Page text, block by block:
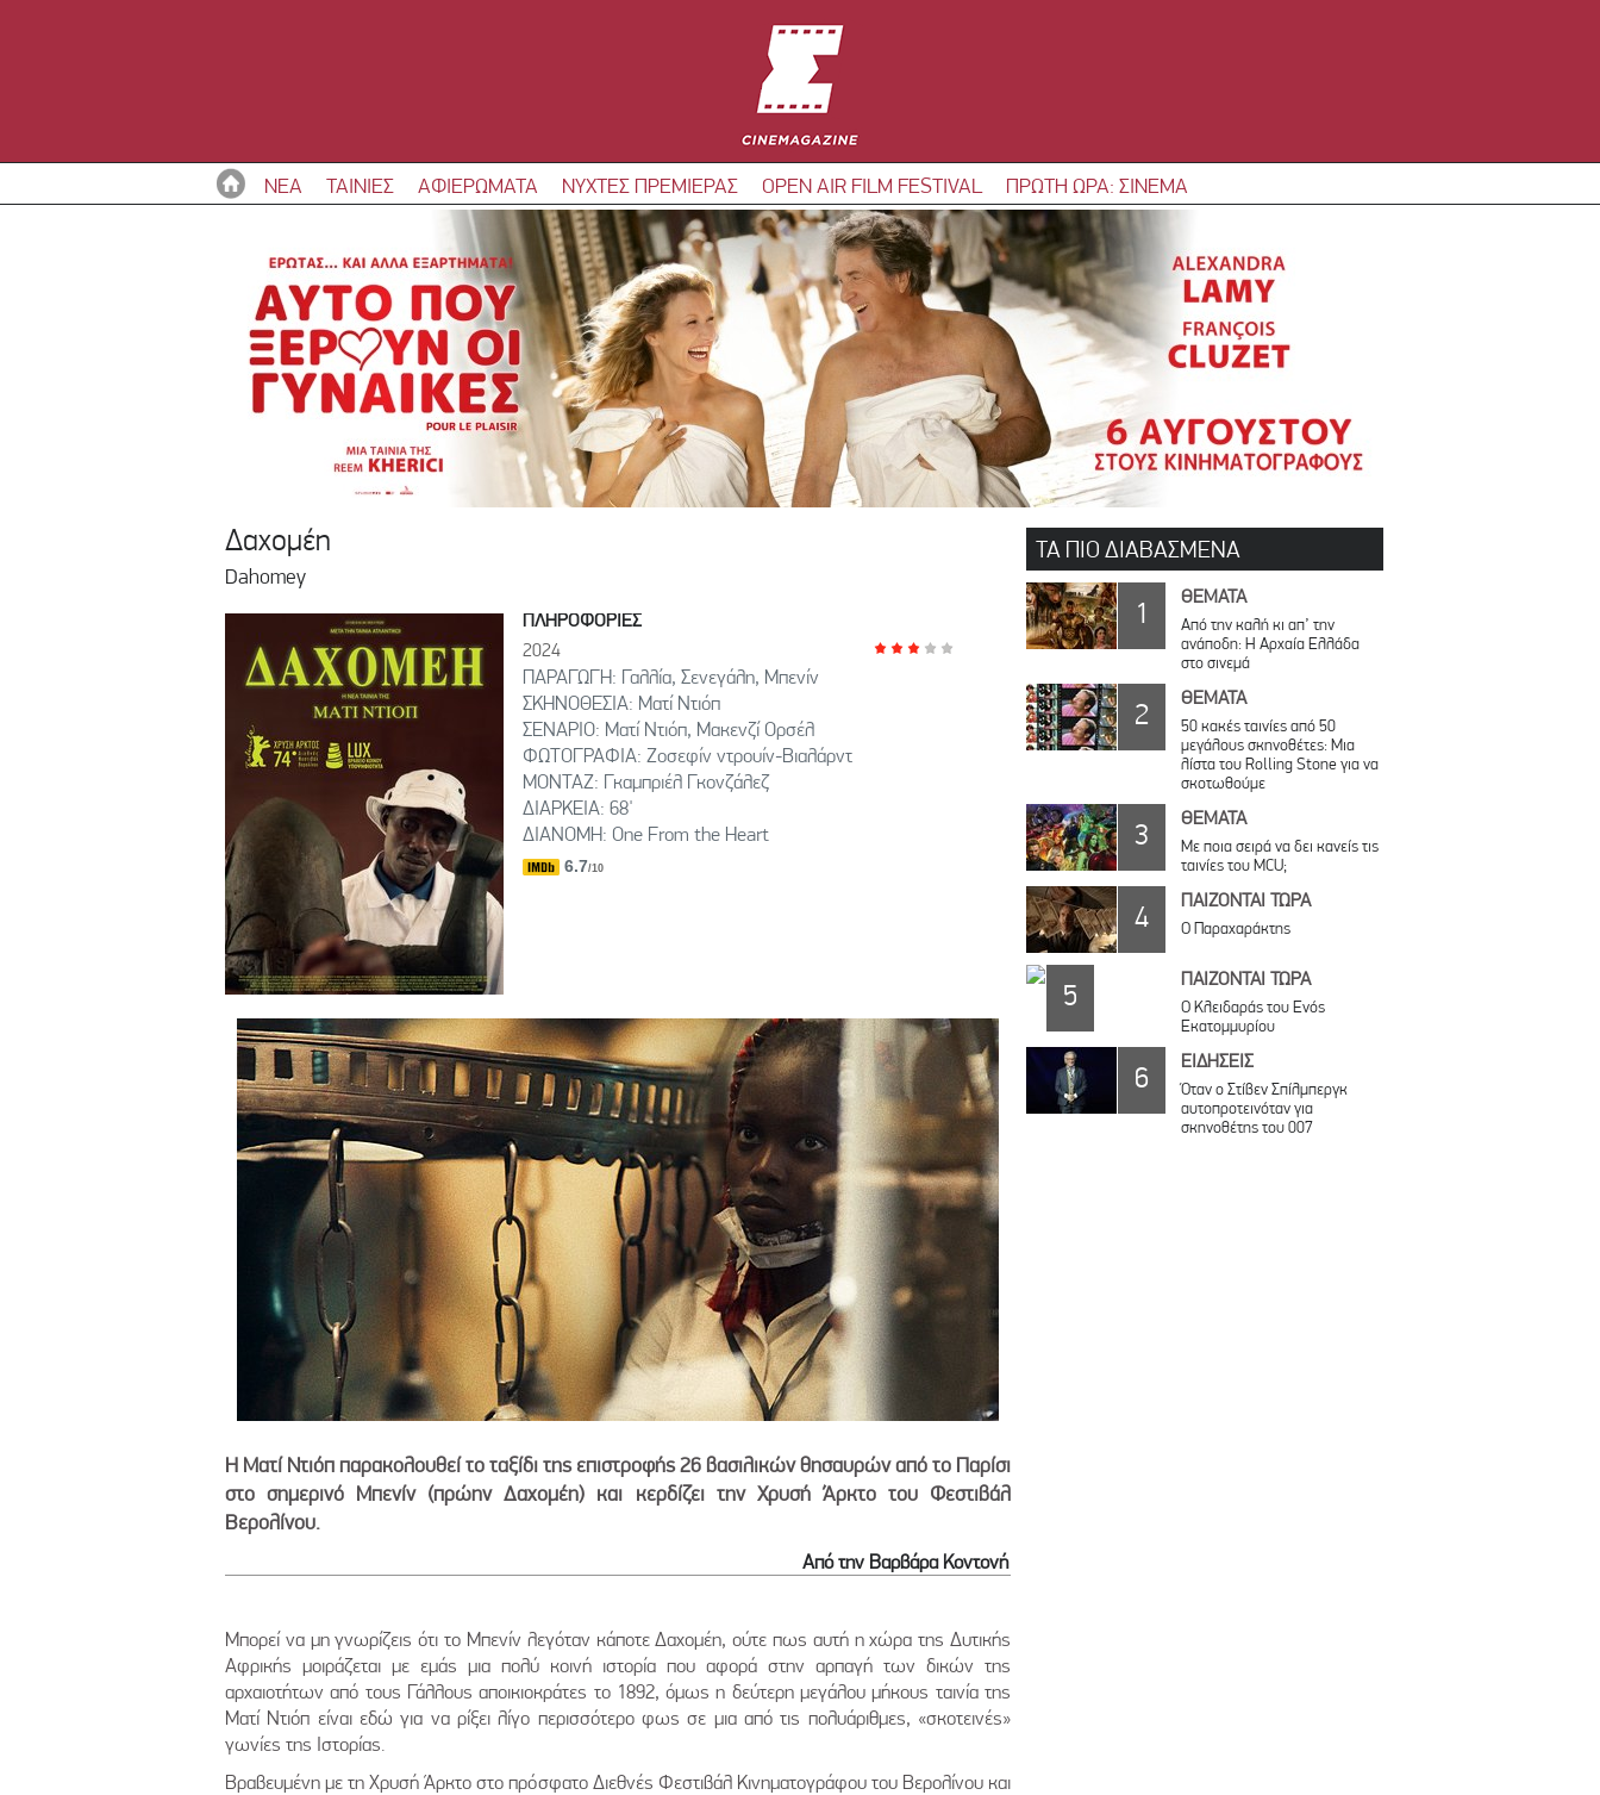
ΝΕΑ ΤΑΙΝΙΕΣ ΑΦΙΕΡΩΜΑΤΑ ΝΥΧΤΕΣ ΠΡΕΜΙΕΡΑΣ OPEN AIR FILM FESTIVAL ΠΡΩΤΗ ΩΡΑ: ΣΙΝΕΜΑ
Δαχομέη
Dahomey
ΠΛΗΡΟΦΟΡΙΕΣ
2024
ΠΑΡΑΓΩΓΗ: Γαλλία, Σενεγάλη, Μπενίν
ΣΚΗΝΟΘΕΣΙΑ: Ματί Ντιόπ
ΣΕΝΑΡΙΟ: Ματί Ντιόπ, Μακενζί Ορσέλ
ΦΩΤΟΓΡΑΦΙΑ: Ζοσεφίν ντρουίν-Βιαλάρντ
ΜΟΝΤΑΖ: Γκαμπριέλ Γκονζάλεζ
ΔΙΑΡΚΕΙΑ: 68'
ΔΙΑΝΟΜΗ: One From the Heart
6.7/10
Η Ματί Ντιόπ παρακολουθεί το ταξίδι της επιστροφής 26 βασιλικών θησαυρών από το Παρίσι
στο σημερινό Μπενίν (πρώην Δαχομέη) και κερδίζει την Χρυσή Άρκτο του Φεστιβάλ
Βερολίνου.
Από την Βαρβάρα Κοντονή
Μπορεί να μη γνωρίζεις ότι το Μπενίν λεγόταν κάποτε Δαχομέη, ούτε πως αυτή η χώρα της Δυτικής
Αφρικής μοιράζεται με εμάς μια πολύ κοινή ιστορία που αφορά στην αρπαγή των δικών της
αρχαιοτήτων από τους Γάλλους αποικιοκράτες το 1892, όμως η δεύτερη μεγάλου μήκους ταινία της
Ματί Ντιόπ είναι εδώ για να ρίξει λίγο περισσότερο φως σε μια από τις πολυάριθμες, «σκοτεινές»
γωνίες της Ιστορίας.
Βραβευμένη με τη Χρυσή Άρκτο στο πρόσφατο Διεθνές Φεστιβάλ Κινηματογράφου του Βερολίνου και
ΤΑ ΠΙΟ ΔΙΑΒΑΣΜΕΝΑ
1 ΘΕΜΑΤΑ
Από την καλή κι απ’ την
ανάποδη: Η Αρχαία Ελλάδα
στο σινεμά
2 ΘΕΜΑΤΑ
50 κακές ταινίες από 50
μεγάλους σκηνοθέτες: Μια
λίστα του Rolling Stone για να
σκοτωθούμε
3 ΘΕΜΑΤΑ
Με ποια σειρά να δει κανείς τις
ταινίες του MCU;
4 ΠΑΙΖΟΝΤΑΙ ΤΩΡΑ
Ο Παραχαράκτης
5 ΠΑΙΖΟΝΤΑΙ ΤΩΡΑ
Ο Κλειδαράς του Ενός
Εκατομμυρίου
6 ΕΙΔΗΣΕΙΣ
Όταν ο Στίβεν Σπίλμπεργκ
αυτοπροτεινόταν για
σκηνοθέτης του 007